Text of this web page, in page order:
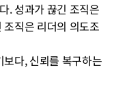
. 성과가 끊긴 조직은
직은 리더의 의도조